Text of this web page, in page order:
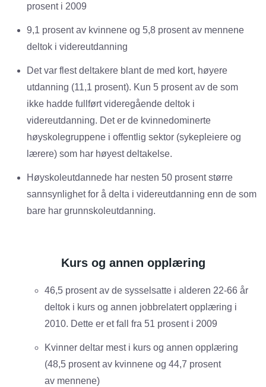
prosent i 2009
9,1 prosent av kvinnene og 5,8 prosent av mennene
deltok i videreutdanning
Det var flest deltakere blant de med kort, høyere
utdanning (11,1 prosent). Kun 5 prosent av de som
ikke hadde fullført videregående deltok i
videreutdanning. Det er de kvinnedominerte
høyskolegruppene i offentlig sektor (sykepleiere og
lærere) som har høyest deltakelse.
Høyskoleutdannede har nesten 50 prosent større
sannsynlighet for å delta i videreutdanning enn de som
bare har grunnskoleutdanning.
Kurs og annen opplæring
46,5 prosent av de sysselsatte i alderen 22-66 år
deltok i kurs og annen jobbrelatert opplæring i
2010. Dette er et fall fra 51 prosent i 2009
Kvinner deltar mest i kurs og annen opplæring
(48,5 prosent av kvinnene og 44,7 prosent
av mennene)